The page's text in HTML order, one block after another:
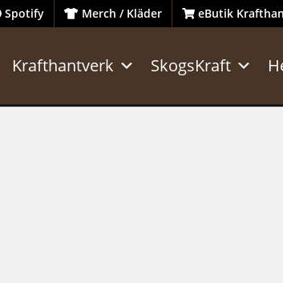
Spotify Merch / Kläder eButik
Krafthantverk SkogsKraft